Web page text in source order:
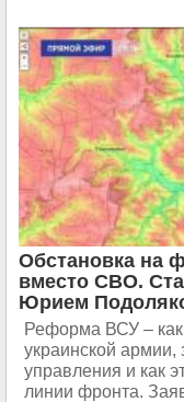
Обстановка на
вместо СВО.
Юрием
Реформа ВСУ –
украинской армии,
управления и как
линии фронта.